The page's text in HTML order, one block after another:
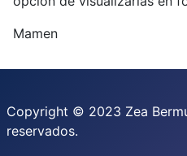
Mamen
Copyright © 2023 Zea
reservados.